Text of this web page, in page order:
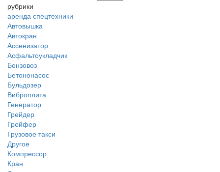
рубрики
аренда спецтехники
Автовышка
Автокран
Ассенизатор
Асфальтоукладчик
Бензовоз
Бетононасос
Бульдозер
Виброплита
Генератор
Грейдер
Грейфер
Грузовое такси
Другое
Компрессор
Кран